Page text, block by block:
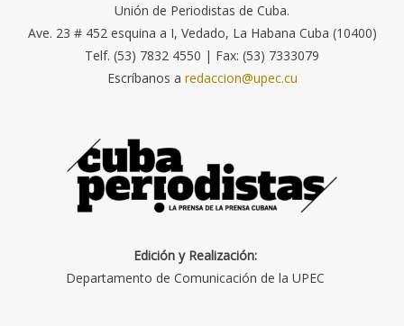
Unión de Periodistas de Cuba.
Ave. 23 # 452 esquina a I, Vedado, La Habana Cuba (10400)
Telf. (53) 7832 4550 | Fax: (53) 7333079
Escríbanos a redaccion@upec.cu
Edición y Realización:
Departamento de Comunicación de la UPEC